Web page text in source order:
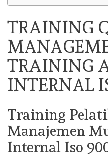
TRAINING
TRAINING
INTERNAL
Training
Manajemen
Internal Iso